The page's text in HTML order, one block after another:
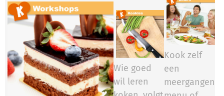
Wie goed
wil leren
Kook zelf
een
meergangen